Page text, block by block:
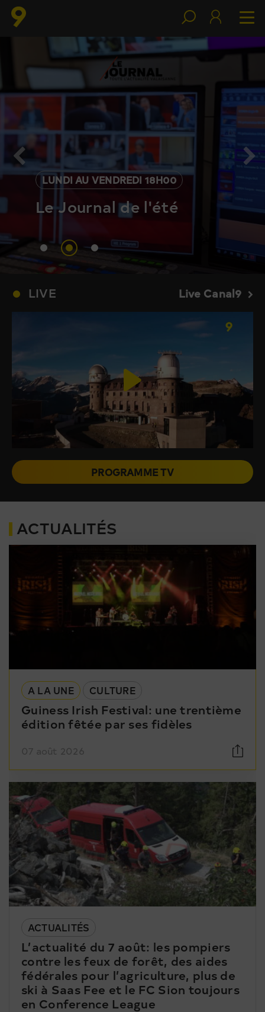
LUNDI AU VENDREDI 18H00
Le Journal de l'été
LIVE Live Canal9
PROGRAMME TV
ACTUALITÉS
A LA UNE CULTURE
Guiness Irish Festival: une trentième
édition fêtée par ses fidèles
07 août 2026
ACTUALITÉS
L’actualité du 7 août: les pompiers
contre les feux de forêt, des aides
fédérales pour l’agriculture, plus de
ski à Saas Fee et le FC Sion toujours
en Conference League